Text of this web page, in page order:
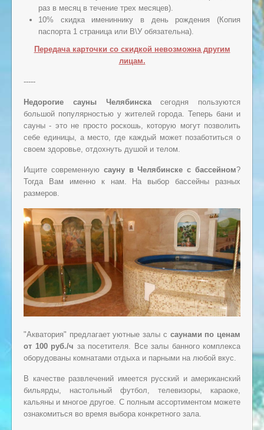
раз в месяц в течение трех месяцев).
10% скидка имениннику в день рождения (Копия
паспорта 1 страница или В\У обязательна).
Передача карточки со скидкой невозможна другим
лицам.
-----
Недорогие сауны Челябинскасегодня пользуются
большой популярностью у жителей города. Теперь бани и
сауны - это не просто роскошь, которую могут позволить
себе единицы, а место, где каждый может позаботиться о
своем здоровье, отдохнуть душой и телом.
Ищите современную сауну в Челябинске с бассейном?
Тогда Вам именно к нам. На выбор бассейны разных
размеров.
"Акватория" предлагает уютные залы с саунами по ценам
от 100 руб./ч за посетителя. Все залы банного комплекса
оборудованы комнатами отдыха и парными на любой вкус.
В качестве развлечений имеется русский и американский
бильярды, настольный футбол, телевизоры, караоке,
кальяны и многое другое. С полным ассортиментом можете
ознакомиться во время выбора конкретного зала.